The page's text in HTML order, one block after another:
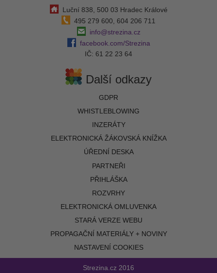
Luční 838, 500 03 Hradec Králové
495 279 600, 604 206 711
info@strezina.cz
facebook.com/Strezina
IČ: 61 22 23 64
Další odkazy
GDPR
WHISTLEBLOWING
INZERÁTY
ELEKTRONICKÁ ŽÁKOVSKÁ KNÍŽKA
ÚŘEDNÍ DESKA
PARTNEŘI
PŘIHLÁŠKA
ROZVRHY
ELEKTRONICKÁ OMLUVENKA
STARÁ VERZE WEBU
PROPAGAČNÍ MATERIÁLY + NOVINY
NASTAVENÍ COOKIES
Strezina.cz 2016